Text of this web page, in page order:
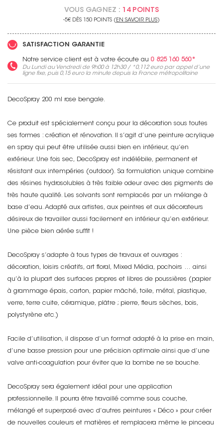
VOUS GAGNEZ : 14 POINTS
-5€ DÈS 150 POINTS ( EN SAVOIR PLUS)
SATISFACTION GARANTIE
Notre service client est à votre écoute au 0 825 160 560*
Du Lundi au Vendredi de 9h00 à 12h30 / *0,112 europar appel d’une
ligne fixe, puis 0,15 eurola minute depuis la France métropolitaine
DecoSpray 200 ml rose bengale.
Ce produit est spécialement conçu pour la décoration sous toutes
ses formes : création et rénovation. Il s’agit d’une peinture acrylique
en spray qui peut être utilisée aussi bien en intérieur, qu’en
extérieur. Une fois sec, DecoSpray est indélébile, permanent et
résistant aux intempéries (outdoor). Sa formulation unique combine
des résines hydrosolubles à très faible odeur avec des pigments de
très haute qualité. Les solvants sont remplacés par un mélange à
base d’eau. Adapté aux artistes, aux peintres et aux décorateurs
désireux de travailler aussi facilement en intérieur qu’en extérieur.
Une pièce bien aérée suffit !
DecoSpray s’adapte à tous types de travaux et ouvrages :
décoration, loisirs créatifs, art floral, Mixed Média, pochoirs … ainsi
qu’à la plupart des surfaces propres et libres de poussières (papier
à grammage épais, carton, papier mâché, toile, métal, plastique,
verre, terre cuite, céramique, plâtre ; pierre, fleurs sèches, bois,
polystyrène etc.)
Facile d’utilisation, il dispose d’un format adapté à la prise en main,
d’une basse pression pour une précision optimale ainsi que d’une
valve anti-coagulation pour éviter que la bombe ne se bouche.
DecoSpray sera également idéal pour une application
professionnelle. Il pourra être travaillé comme sous couche,
mélangé et superposé avec d’autres peintures « Déco » pour créer
de nouvelles couleurs et matières et remplacera même le pinceau